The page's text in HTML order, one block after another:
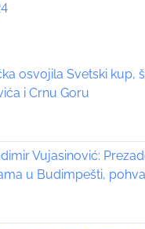
osvojila Svetski kup,
i Crnu Goru
Vujasinović:
u Budimpešti,